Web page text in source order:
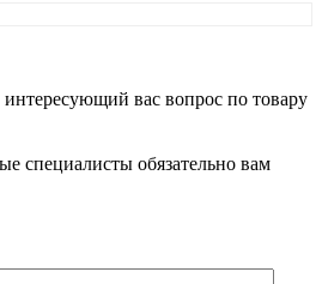
вас вопрос по товару
специалисты обязательно вам